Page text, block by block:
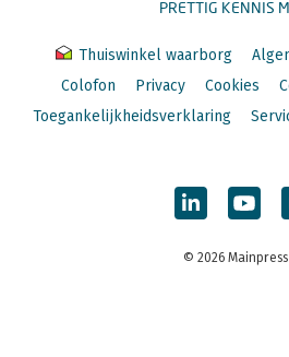
PRETTIG KENNIS
Thuiswinkel waarborg
Colofon
Privacy Cookies
Toegankelijkheidsverklaring
© 2026 Mainpress